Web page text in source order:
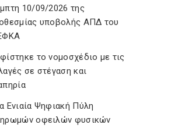
10/09/2026 της
υποβολής ΑΠΔ του
το νομοσχέδιο με τις
σε στέγαση και
Ενιαία Ψηφιακή Πύλη
οφειλών φυσικών